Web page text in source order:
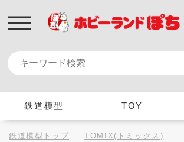
鉄道模型 TOY
鉄道模型トップ
TOMIX(トミックス)